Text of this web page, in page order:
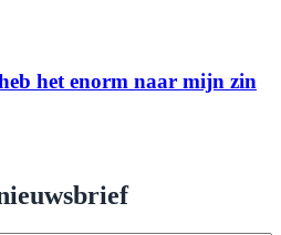
het enorm naar mijn zin